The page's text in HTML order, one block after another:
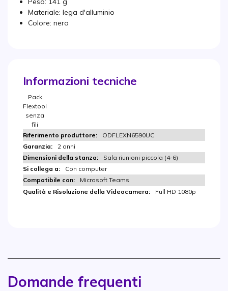
Materiale: lega d'alluminio
Colore: nero
Informazioni tecniche
Pack
Flextool
senza
fili
ODFLEXN6590UC
2 anni
Sala riunioni piccola (4-6)
Con computer
Microsoft Teams
Full HD 1080p
Domande frequenti